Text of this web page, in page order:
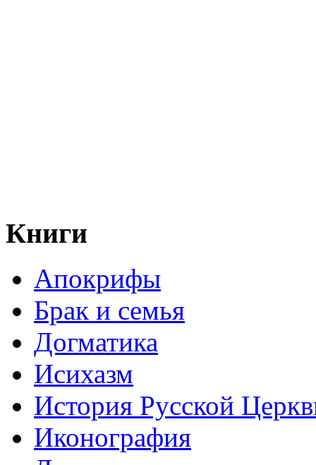
Книги
Апокрифы
Брак и семья
Догматика
Исихазм
История Русской
Иконография